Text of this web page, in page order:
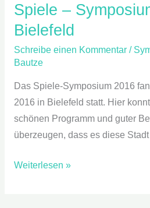
Spiele –
Bielefeld
Schreibe einen Kommentar /
Bautze
Das Spiele-Symposium 2016
2016 in Bielefeld statt. Hier
schönen Programm und guter
überzeugen, dass es diese
Weiterlesen »